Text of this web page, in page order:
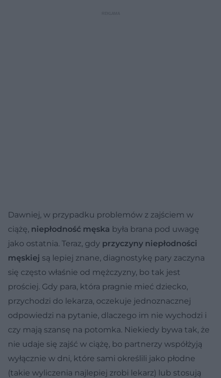
Dawniej, w przypadku problemów z zajściem w
ciążę, niepłodność męska była brana pod uwagę
jako ostatnia. Teraz, gdy przyczyny niepłodności
męskiej są lepiej znane, diagnostykę pary zaczyna
się często właśnie od mężczyzny, bo tak jest
prościej. Gdy para, która pragnie mieć dziecko,
przychodzi do lekarza, oczekuje jednoznacznej
odpowiedzi na pytanie, dlaczego im nie wychodzi i
czy mają szansę na potomka. Niekiedy bywa tak, że
nie udaje się zajść w ciążę, bo partnerzy współżyją
wyłącznie w dni, które sami określili jako płodne
(takie wyliczenia najlepiej zrobi lekarz) lub stosują